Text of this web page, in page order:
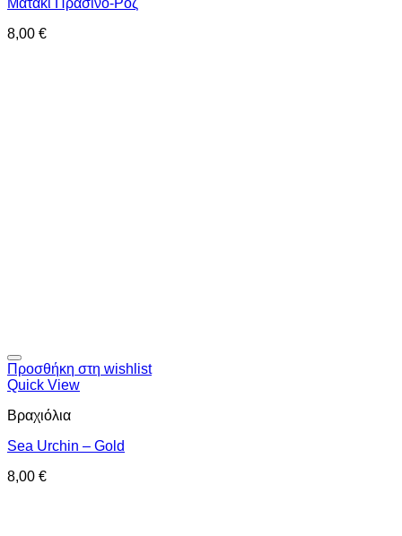
Ματάκι Πράσινο-Ροζ
8,00 €
Προσθήκη στη wishlist
Quick View
Βραχιόλια
Sea Urchin – Gold
8,00 €